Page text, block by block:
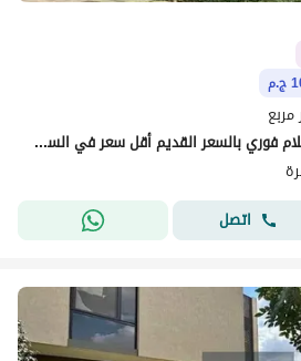
فيلا توين هاوس ريسيل استلام فوري بالسعر القديم أقل سعر في السوق و بتسهيلات لسرعة البيع في كمبوند البروج الشروق
اتصل